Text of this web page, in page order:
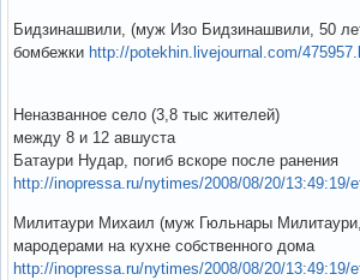
Бидзинашвили, (муж Изо Бидзинашвили, 50
бомбежки http://potekhin.livejournal.com/
Неназванное село (3,8 тыс жителей)
между 8 и 12 авшуста
Батаури Нудар, погиб вскоре после ранения
http://inopressa.ru/nytimes/2008/08/20/13:49:19/
Милитаури Михаил (муж Гюльнары
мародерами на кухне собственного дома
http://inopressa.ru/nytimes/2008/08/20/13:49:19/